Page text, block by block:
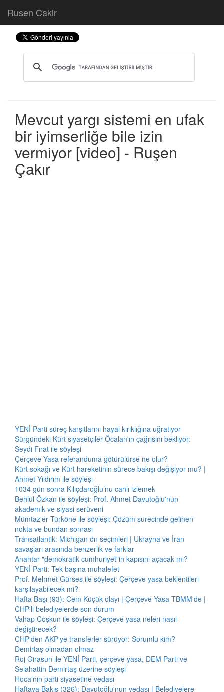
Rusen Cakir
Mevcut yargı sistemi en ufak
bir iyimserliğe bile izin
vermiyor [video] - Ruşen
Çakır
YENİ Parti süreç karşıtlarını hayal kırıklığına uğratıyor
Sürgündeki Kürt siyasetçiler Öcalan'ın çağrısını bekliyor:
Seydi Fırat ile söyleşi
Çerçeve Yasa referanduma götürülürse ne olur?
Kürt sokağı ve Kürt hareketinin sürece bakışı değişiyor mu? |
Ahmet Yıldırım ile söyleşi
1034 gün sonra Kılıçdaroğlu’nu canlı izlemek
Behlül Özkan ile söyleşi: Prof. Ahmet Davutoğlu'nun
akademik ve siyasi serüveni
Mümtaz'er Türköne ile söyleşi: Çözüm sürecinde gelinen
nokta ve bundan sonrası
Transatlantik: Michigan ön seçimleri | Ukrayna ve İran
savaşları arasında benzerlik ve farklar
Anahtar "demokratik cumhuriyet"in kapısını açacak mı?
YENİ Parti: Tek başına muhalefet
Prof. Mehmet Gürses ile söyleşi: Çerçeve yasa beklentileri
karşılayabilecek mi?
Hafta Başı (93): Cem Küçük olayı | Çerçeve Yasa TBMM'de |
CHP'li belediyelerde son durum
Vahap Coşkun ile söyleşi: Çerçeve yasa neleri nasıl
değiştirecek?
CHP'den AKP'ye transferler sürüyor: Sorumlu kim?
Demirtaş olmadan olmaz
Roj Girasun ile YENİ Parti, çerçeve yasa, DEM Parti ve
Selahattin Demirtaş üzerine söyleşi
Hoca'nın parti siyasetine vedası
Haftaya Bakış (326): Davutoğlu'nun vedası | Belediyelere